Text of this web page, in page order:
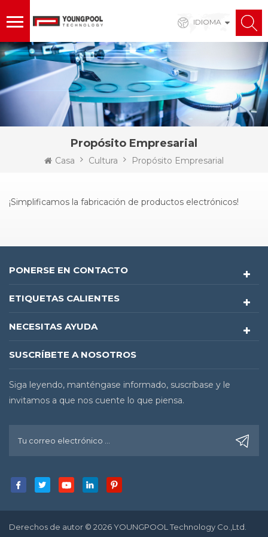
IDIOMA
Propósito Empresarial
Casa Cultura Propósito Empresarial
¡Simplificamos la fabricación de productos electrónicos!
PONERSE EN CONTACTO
ETIQUETAS CALIENTES
NECESITAS AYUDA
SUSCRÍBETE A NOSOTROS
Siga leyendo, manténgase informado, suscríbase y le
invitamos a que nos cuente lo que piensa.
Derechos de autor © 2026 YOUNGPOOL Technology Co.,Ltd.